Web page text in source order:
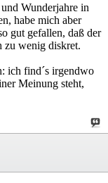
Wunderjahre in
habe mich aber
gut gefallen, daß der
zu wenig diskret.
ich find´s irgendwo
Meinung steht,